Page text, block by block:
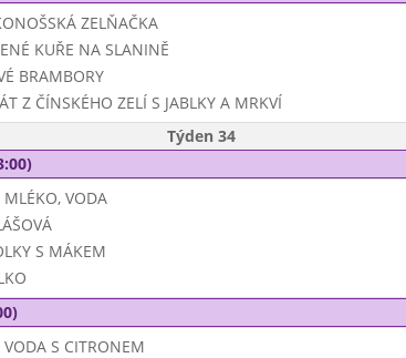
ZELŇAČKA
KUŘE NA SLANINĚ
BRAMBORY
Z ČÍNSKÉHO ZELÍ S JABLKY A MRKVÍ
Týden 34
MLÉKO, VODA
S MÁKEM
VODA S CITRONEM